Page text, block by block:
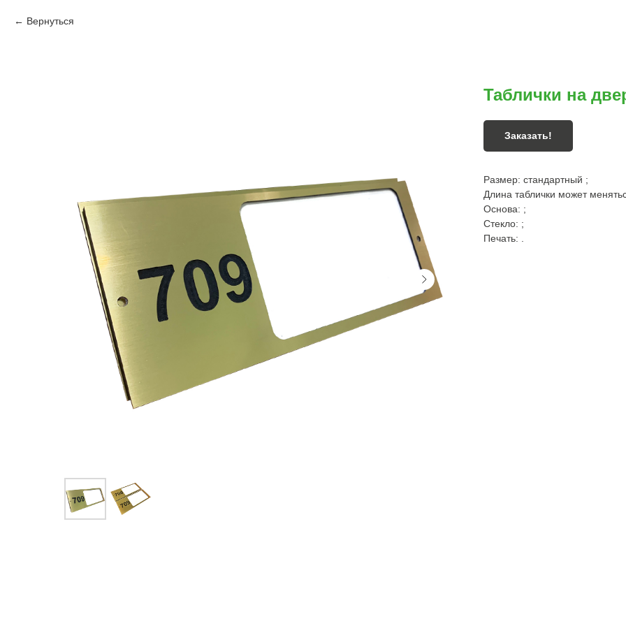
Вернуться
Таблички на
Заказать!
Размер: стандартный ;
Длина таблички может
Основа: ;
Стекло: ;
Печать: .